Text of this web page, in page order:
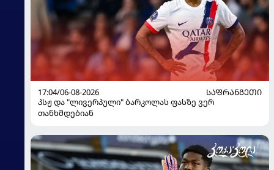
17:04/06-08-2026
ᲡᲐᲤᲠᲐᲜᲒᲔᲗᲘ
პსჟ და "ლივერპული" ბარკოლას ფასზე ვერ
თანხმდებიან